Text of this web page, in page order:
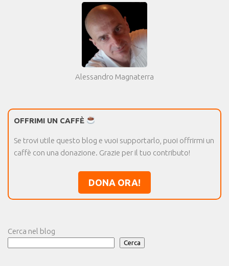
Alessandro Magnaterra
OFFRIMI UN CAFFÈ
Se trovi utile questo blog e vuoi supportarlo, puoi offrirmi un
caffè con una donazione. Grazie per il tuo contributo!
DONA ORA!
Cerca nel blog
Cerca